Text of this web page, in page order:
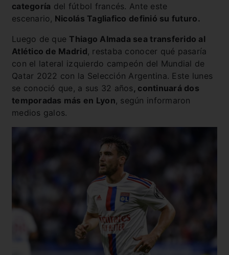
categoría del fútbol francés. Ante este
escenario, Nicolás Tagliafico definió su futuro.
Luego de que Thiago Almada sea transferido al
Atlético de Madrid, restaba conocer qué pasaría
con el lateral izquierdo campeón del Mundial de
Qatar 2022 con la Selección Argentina. Este lunes
se conoció que, a sus 32 años , continuará dos
temporadas más en Lyon, según informaron
medios galos.